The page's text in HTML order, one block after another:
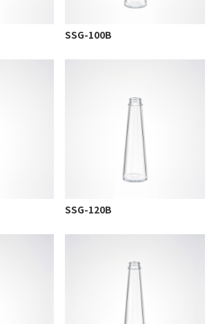
SSG-100B
SSG-120B